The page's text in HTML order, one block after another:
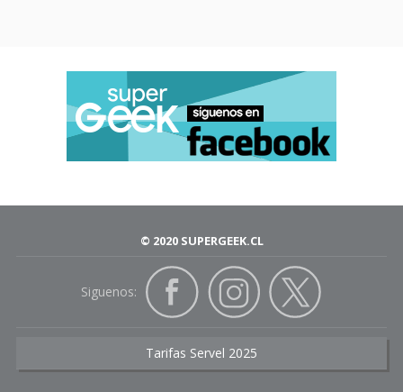
© 2020 SUPERGEEK.CL
Siguenos:
Tarifas Servel 2025